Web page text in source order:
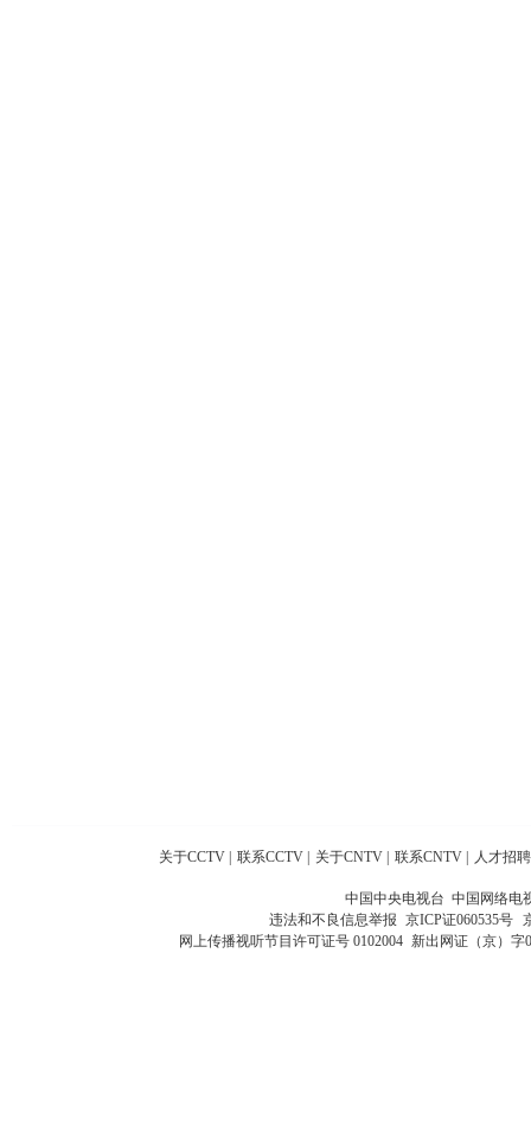
关于CCTV 联系CCTV 关于CNTV 联系CNTV 人才招聘
中国中央电视台 中国网络电
违法和不良信息举报 京ICP证060535号
网上传播视听节目许可证号 0102004 新出网证（京）